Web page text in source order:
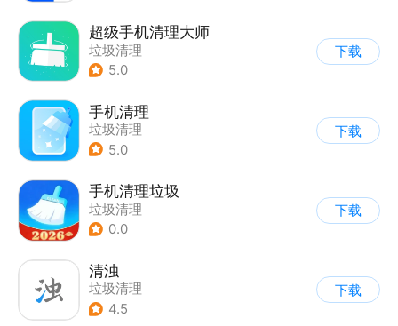
超级手机清理大师
垃圾清理
5.0
下载
手机清理
垃圾清理
5.0
下载
手机清理垃圾
垃圾清理
0.0
下载
清浊
垃圾清理
4.5
下载